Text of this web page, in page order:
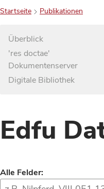
Startseite Publikationen
Überblick
'res doctae'
Dokumentenserver
Digitale Bibliothek
Edfu
Alle Felder: